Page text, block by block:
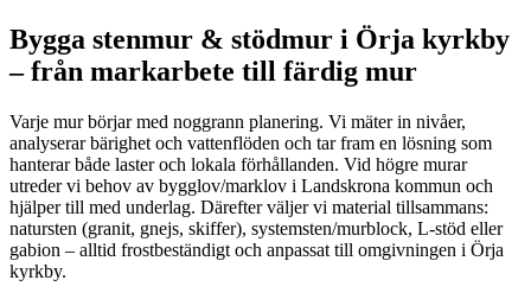
Bygga stenmur & stödmur i Örja kyrkby
– från markarbete till färdig mur
Varje mur börjar med noggrann planering. Vi mäter in nivåer,
analyserar bärighet och vattenflöden och tar fram en lösning som
hanterar både laster och lokala förhållanden. Vid högre murar
utreder vi behov av bygglov/marklov i Landskrona kommun och
hjälper till med underlag. Därefter väljer vi material tillsammans:
natursten (granit, gnejs, skiffer), systemsten/murblock, L-stöd eller
gabion – alltid frostbeständigt och anpassat till omgivningen i Örja
kyrkby.